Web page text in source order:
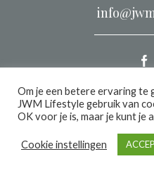
Alle rechten
een we
Om je een betere ervaring te
JWM Lifestyle gebruik van
OK voor je is, maar je kunt je
Cookie instellingen